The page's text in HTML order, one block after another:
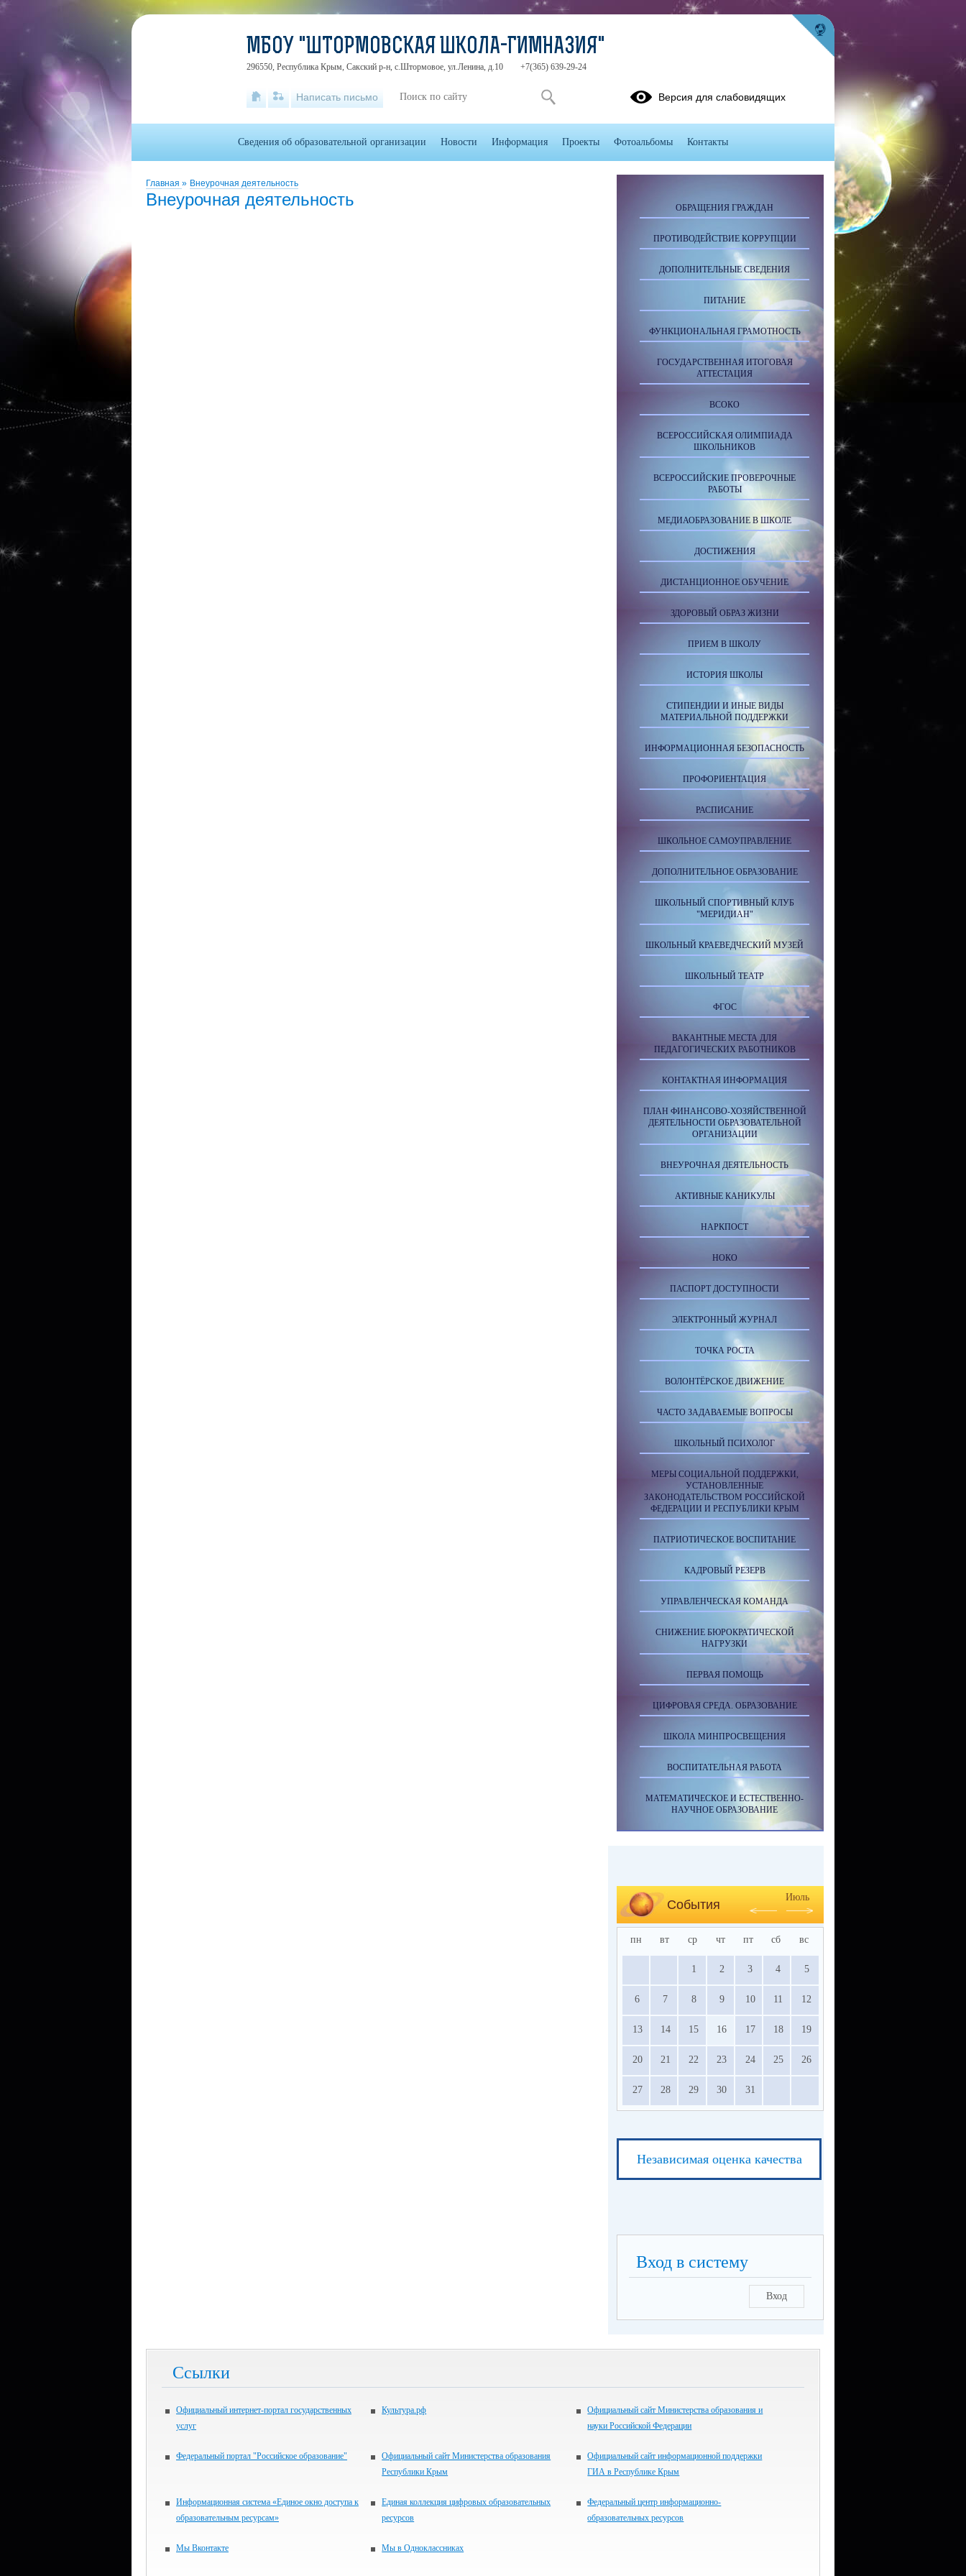
Главная » Внеурочная деятельность
Внеурочная деятельность ОБРАЩЕНИЯ ГРАЖДАН
ПРОТИВОДЕЙСТВИЕ КОРРУПЦИИ
ДОПОЛНИТЕЛЬНЫЕ СВЕДЕНИЯ
ПИТАНИЕ
ФУНКЦИОНАЛЬНАЯ ГРАМОТНОСТЬ
ГОСУДАРСТВЕННАЯ ИТОГОВАЯ
АТТЕСТАЦИЯ
ВСОКО
ВСЕРОССИЙСКАЯ ОЛИМПИАДА
ШКОЛЬНИКОВ
ВСЕРОССИЙСКИЕ ПРОВЕРОЧНЫЕ
РАБОТЫ
МЕДИАОБРАЗОВАНИЕ В ШКОЛЕ
ДОСТИЖЕНИЯ
ДИСТАНЦИОННОЕ ОБУЧЕНИЕ
ЗДОРОВЫЙ ОБРАЗ ЖИЗНИ
ПРИЕМ В ШКОЛУ
ИСТОРИЯ ШКОЛЫ
СТИПЕНДИИ И ИНЫЕ ВИДЫ
МАТЕРИАЛЬНОЙ ПОДДЕРЖКИ
ИНФОРМАЦИОННАЯ БЕЗОПАСНОСТЬ
ПРОФОРИЕНТАЦИЯ
РАСПИСАНИЕ
ШКОЛЬНОЕ САМОУПРАВЛЕНИЕ
ДОПОЛНИТЕЛЬНОЕ ОБРАЗОВАНИЕ
ШКОЛЬНЫЙ СПОРТИВНЫЙ КЛУБ
"МЕРИДИАН"
ШКОЛЬНЫЙ КРАЕВЕДЧЕСКИЙ МУЗЕЙ
ШКОЛЬНЫЙ ТЕАТР
ФГОС
ВАКАНТНЫЕ МЕСТА ДЛЯ
ПЕДАГОГИЧЕСКИХ РАБОТНИКОВ
КОНТАКТНАЯ ИНФОРМАЦИЯ
ПЛАН ФИНАНСОВО-ХОЗЯЙСТВЕННОЙ
ДЕЯТЕЛЬНОСТИ ОБРАЗОВАТЕЛЬНОЙ
ОРГАНИЗАЦИИ
ВНЕУРОЧНАЯ ДЕЯТЕЛЬНОСТЬ
АКТИВНЫЕ КАНИКУЛЫ
НАРКПОСТ
НОКО
ПАСПОРТ ДОСТУПНОСТИ
ЭЛЕКТРОННЫЙ ЖУРНАЛ
ТОЧКА РОСТА
ВОЛОНТЁРСКОЕ ДВИЖЕНИЕ
ЧАСТО ЗАДАВАЕМЫЕ ВОПРОСЫ
ШКОЛЬНЫЙ ПСИХОЛОГ
МЕРЫ СОЦИАЛЬНОЙ ПОДДЕРЖКИ,
УСТАНОВЛЕННЫЕ
ЗАКОНОДАТЕЛЬСТВОМ РОССИЙСКОЙ
ФЕДЕРАЦИИ И РЕСПУБЛИКИ КРЫМ
ПАТРИОТИЧЕСКОЕ ВОСПИТАНИЕ
КАДРОВЫЙ РЕЗЕРВ
УПРАВЛЕНЧЕСКАЯ КОМАНДА
СНИЖЕНИЕ БЮРОКРАТИЧЕСКОЙ
НАГРУЗКИ
ПЕРВАЯ ПОМОЩЬ
ЦИФРОВАЯ СРЕДА. ОБРАЗОВАНИЕ
ШКОЛА МИНПРОСВЕЩЕНИЯ
ВОСПИТАТЕЛЬНАЯ РАБОТА
МАТЕМАТИЧЕСКОЕ И ЕСТЕСТВЕННО-
НАУЧНОЕ ОБРАЗОВАНИЕ
События
Июль
пн вт ср чт пт сб вс
1 2 3 4 5
6 7 8 9 10 11 12
13 14 15 16 17 18 19
20 21 22 23 24 25 26
27 28 29 30 31
Независимая оценка качества
Вход в систему
Вход
Ссылки
Официальный интернет-портал государственных
услуг
Культура.рф
Официальный сайт Министерства образования и
науки Российской Федерации
Федеральный портал "Российское образование"
Официальный сайт Министерства образования
Республики Крым
Официальный сайт информационной поддержки
ГИА в Республике Крым
Информационная система «Единое окно доступа к
образовательным ресурсам»
Единая коллекция цифровых образовательных
ресурсов
Федеральный центр информационно-
образовательных ресурсов
Мы Вконтакте Мы в Одноклассниках
МБОУ "ШТОРМОВСКАЯ ШКОЛА-ГИМНАЗИЯ"
296550, Республика Крым, Сакский р-н, с.Штормовое, ул.Ленина, д.10 +7(365) 639-29-24
Написать письмо Версия для слабовидящих
Сведения об образовательной организации Новости Информация Проекты Фотоальбомы Контакты